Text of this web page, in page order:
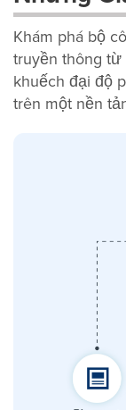
Khám phá bộ
truyền thông từ
khuếch đại độ
trên một nền